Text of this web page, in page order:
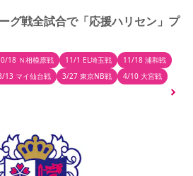
戦全試合で「応援ハリセン」プ
18 Ｎ相模原戦 11/1 EL埼玉戦
11/18 浦和戦
13 マイ仙台戦 3/27 東京NB戦
4/10 大宮戦